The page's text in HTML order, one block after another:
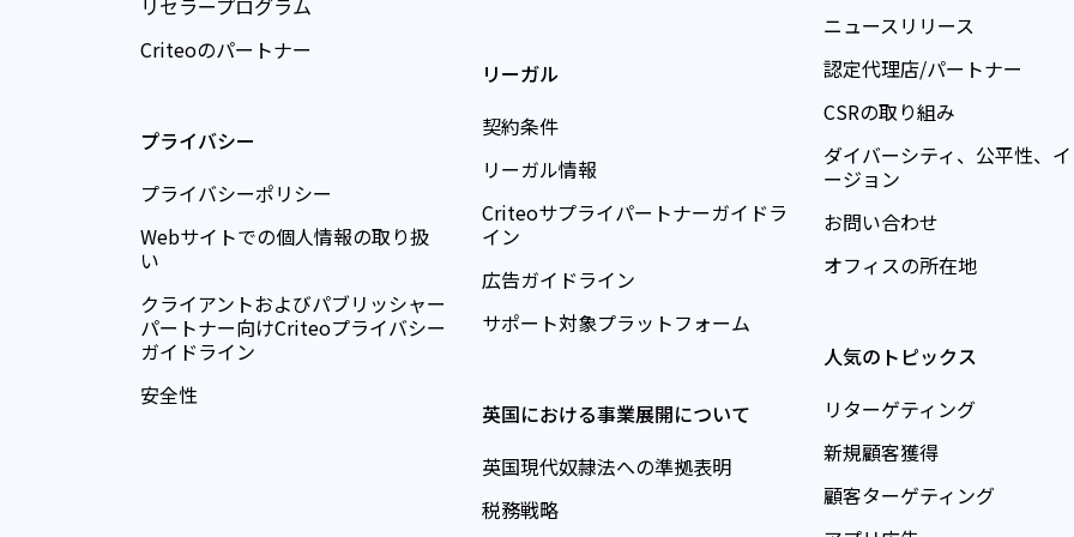
Criteoのパートナー
プライバシー
プライバシーポリシー
Webサイトでの個人情報の取り扱
い
クライアントおよびパブリッシャー
パートナー向けCriteoプライバシー
ガイドライン
安全性
リーガル
契約条件
リーガル情報
Criteoサプライパートナーガイドラ
イン
広告ガイドライン
サポート対象プラットフォーム
英国における事業展開について
英国現代奴隷法への準拠表明
税務戦略
ニュースリリース
認定代理店/パートナー
CSRの取り組み
ダイバーシティ、公平性、
ージョン
お問い合わせ
オフィスの所在地
人気のトピックス
リターゲティング
新規顧客獲得
顧客ターゲティング